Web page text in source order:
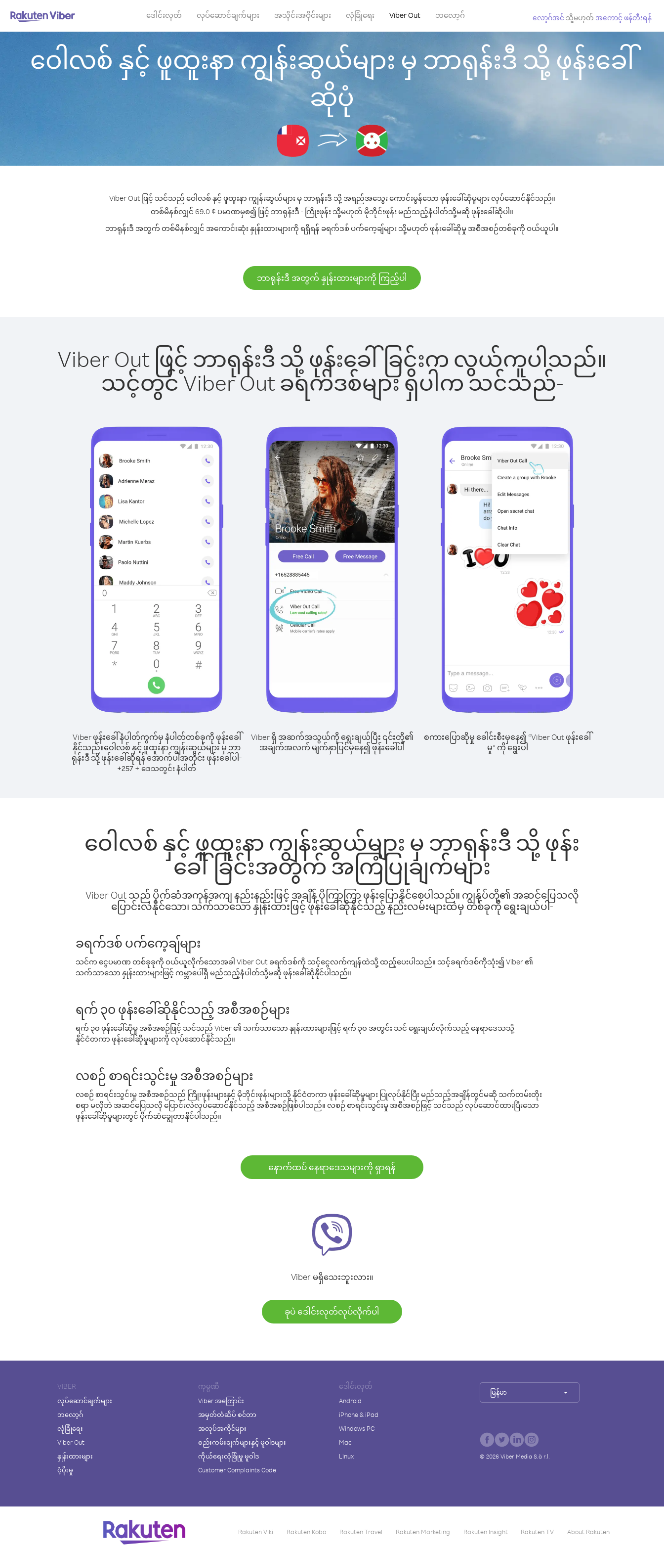
ဒေါင်းလုတ် လုပ်ဆောင်ချက်များ အသိုင်းအဝိုင်းများ လုံခြုံရေး Viber Out ဘလော့ဂ် လော့ဂ်အင် သို့မဟုတ် အကောင့် ဖန်တီးရန်
ဝေါလစ် နှင့် ဖူထူးနာ ကျွန်းဆွယ်များ မှ ဘာရုန်းဒီ သို့ ဖုန်းခေါ်
ဆိုပုံ
Viber Out ဖြင့် သင်သည် ဝေါလစ် နှင့် ဖူထူးနာ ကျွန်းဆွယ်များ မှ ဘာရုန်းဒီ သို့ အရည်အသွေး ကောင်းမွန်သော ဖုန်းခေါ်ဆိုမှုများ လုပ်ဆောင်နိုင်သည်။
တစ်မိနစ်လျှင် 69.0 ¢ ပမာဏမှစ၍ ဖြင့် ဘာရုန်းဒီ - ကြိုးဖုန်း သို့မဟုတ် မိုဘိုင်းဖုန်း မည်သည့်နံပါတ်သို့မဆို ဖုန်းခေါ်ဆိုပါ။
ဘာရုန်းဒီ အတွက် တစ်မိနစ်လျှင် အကောင်းဆုံး နှုန်းထားများကို ရရှိရန် ခရက်ဒစ် ပက်ကေ့ချ်များ သို့မဟုတ် ဖုန်းခေါ်ဆိုမှု အစီအစဉ်တစ်ခုကို ဝယ်ယူပါ။
ဘာရုန်းဒီ အတွက် နှုန်းထားများကို ကြည့်ပါ
Viber Out ဖြင့် ဘာရုန်းဒီ သို့ ဖုန်းခေါ်ခြင်းက လွယ်ကူပါသည်။
သင့်တွင် Viber Out ခရက်ဒစ်များ ရှိပါက သင်သည်-
Viber ဖုန်းခေါ်နံပါတ်ကွက်မှ နံပါတ်တစ်ခုကို ဖုန်းခေါ်
နိုင်သည်။ဝေါလစ် နှင့် ဖူထူးနာ ကျွန်းဆွယ်များ မှ ဘာ
ရုန်းဒီ သို့ ဖုန်းခေါ်ဆိုရန် အောက်ပါအတိုင်း ဖုန်းခေါ်ပါ-
+257+ ဒေသတွင်း နံပါတ်
Viber ရှိ အဆက်အသွယ်ကို ရွေးချယ်ပြီး ၎င်းတို့၏
အချက်အလက် မျက်နှာပြင်မှနေ၍ ဖုန်းခေါ်ပါ
စကားပြောဆိုမှု ခေါင်းစီးမှနေ၍ “Viber Out ဖုန်းခေါ်
မှု” ကို ရွေးပါ
ဝေါလစ် နှင့် ဖူထူးနာ ကျွန်းဆွယ်များ မှ ဘာရုန်းဒီ သို့ ဖုန်း
ခေါ်ခြင်းအတွက် အကြံပြုချက်များ
Viber Out သည် ပိုက်ဆံအကုန်အကျ နည်းနည်းဖြင့် အချိန် ပိုကြာကြာ ဖုန်းပြောနိုင်စေပါသည်။ ကျွန်ုပ်တို့၏ အဆင်ပြေသလို
ပြောင်းလဲနိုင်သော၊ သက်သာသော နှုန်းထားဖြင့် ဖုန်းခေါ်ဆိုနိုင်သည့် နည်းလမ်းများထဲမှ တစ်ခုကို ရွေးချယ်ပါ-
ခရက်ဒစ် ပက်ကေ့ချ်များ
သင်က ငွေပမာဏ တစ်ခုခုကို ဝယ်ယူလိုက်သောအခါ Viber Out ခရက်ဒစ်ကို သင့်ငွေလက်ကျန်ထဲသို့ ထည့်ပေးပါသည်။ သင့်ခရက်ဒစ်ကိုသုံး၍ Viber ၏
သက်သာသော နှုန်းထားများဖြင့် ကမ္ဘာပေါ်ရှိ မည်သည့်နံပါတ်သို့မဆို ဖုန်းခေါ်ဆိုနိုင်ပါသည်။
ရက် ၃၀ ဖုန်းခေါ်ဆိုနိုင်သည့် အစီအစဉ်များ
ရက် ၃၀ ဖုန်းခေါ်ဆိုမှု အစီအစဉ်ဖြင့် သင်သည် Viber ၏ သက်သာသော နှုန်းထားများဖြင့် ရက် ၃၀ အတွင်း သင် ရွေးချယ်လိုက်သည့် နေရာဒေသသို့
နိုင်ငံတကာ ဖုန်းခေါ်ဆိုမှုများကို လုပ်ဆောင်နိုင်သည်။
လစဉ် စာရင်းသွင်းမှု အစီအစဉ်များ
လစဉ် စာရင်းသွင်းမှု အစီအစဉ်သည် ကြိုးဖုန်းများနှင့် မိုဘိုင်းဖုန်းများသို့ နိုင်ငံတကာ ဖုန်းခေါ်ဆိုမှုများ ပြုလုပ်နိုင်ပြီး မည်သည့်အချိန်တွင်မဆို သက်တမ်းတိုး
စရာ မလိုဘဲ အဆင်ပြေသလို ပြောင်းလဲလုပ်ဆောင်နိုင်သည့် အစီအစဉ်ဖြစ်ပါသည်။ လစဉ် စာရင်းသွင်းမှု အစီအစဉ်ဖြင့် သင်သည် လုပ်ဆောင်ထားပြီးသော
ဖုန်းခေါ်ဆိုမှုများတွင် ပိုက်ဆံချွေတာနိုင်ပါသည်။
နောက်ထပ် နေရာဒေသများကို ရှာရန်
Viber မရှိသေးဘူးလား။
ခုပဲ ဒေါင်းလုတ်လုပ်လိုက်ပါ
VIBER
လုပ်ဆောင်ချက်များ
ဘလော့ဂ်
လုံခြုံရေး
Viber Out
နှုန်းထားများ
ပံ့ပိုးမှု
ကုမ္ပဏီ
Viber အကြောင်း
အမှတ်တံဆိပ် စင်တာ
အလုပ်အကိုင်များ
စည်းကမ်းချက်များနှင့် မူဝါဒများ
ကိုယ်ရေးလုံခြုံမှု မူဝါဒ
Customer Complaints Code
ဒေါင်းလုတ်
Android
iPhone & iPad
Windows PC
Mac
Linux
မြန်မာ
© 2026 Viber Media S.à r.l.
Rakuten Viki Rakuten Kobo Rakuten Travel Rakuten Marketing Rakuten Insight Rakuten TV About Rakuten